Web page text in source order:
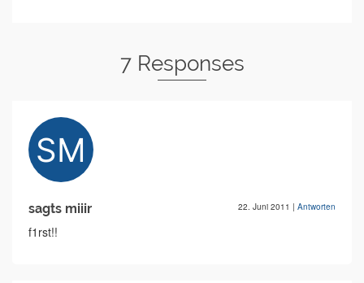
7 Responses
sagts miiir 22. Juni 2011 | Antworten
f1rst!!